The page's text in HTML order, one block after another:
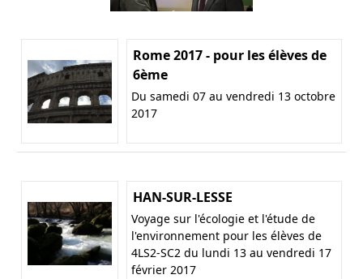
Rome 2017 - pour les élèves de
6ème
Du samedi 07 au vendredi 13 octobre
2017
HAN-SUR-LESSE
Voyage sur l'écologie et l'étude de
l'environnement pour les élèves de
4LS2-SC2 du lundi 13 au vendredi 17
février 2017